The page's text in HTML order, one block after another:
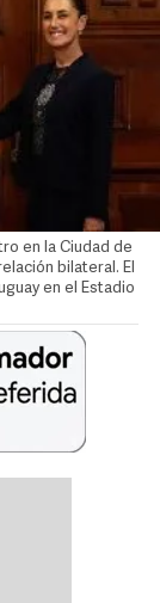
en la Ciudad de
bilateral. El
en el Estadio